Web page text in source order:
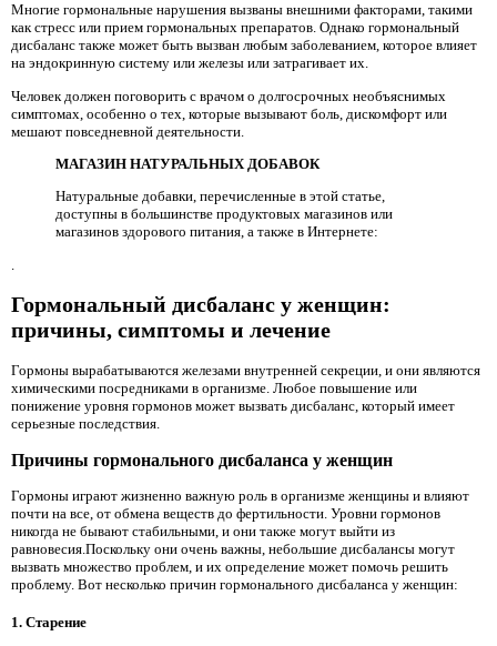
Многие гормональные нарушения вызваны внешними факторами, такими
как стресс или прием гормональных препаратов. Однако гормональный
дисбаланс также может быть вызван любым заболеванием, которое влияет
на эндокринную систему или железы или затрагивает их.
Человек должен поговорить с врачом о долгосрочных необъяснимых
симптомах, особенно о тех, которые вызывают боль, дискомфорт или
мешают повседневной деятельности.
МАГАЗИН НАТУРАЛЬНЫХ ДОБАВОК
Натуральные добавки, перечисленные в этой статье,
доступны в большинстве продуктовых магазинов или
магазинов здорового питания, а также в Интернете:
Гормональный дисбаланс у женщин:
причины, симптомы и лечение
Гормоны вырабатываются железами внутренней секреции, и они являются
химическими посредниками в организме. Любое повышение или
понижение уровня гормонов может вызвать дисбаланс, который имеет
серьезные последствия.
Причины гормонального дисбаланса у женщин
Гормоны играют жизненно важную роль в организме женщины и влияют
почти на все, от обмена веществ до фертильности. Уровни гормонов
никогда не бывают стабильными, и они также могут выйти из
равновесия.Поскольку они очень важны, небольшие дисбалансы могут
вызвать множество проблем, и их определение может помочь решить
проблему. Вот несколько причин гормонального дисбаланса у женщин:
1. Старение